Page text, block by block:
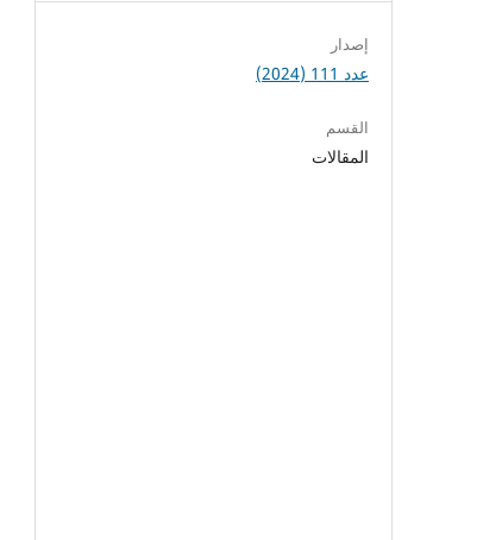
إصدار
عدد 111 (2024)
القسم
المقالات